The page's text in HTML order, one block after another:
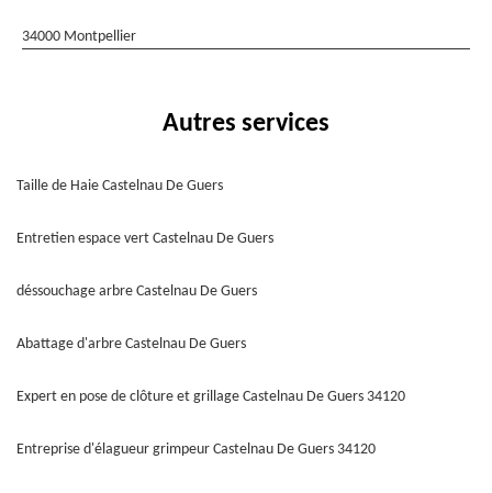
34000 Montpellier
Autres services
Taille de Haie Castelnau De Guers
Entretien espace vert Castelnau De Guers
déssouchage arbre Castelnau De Guers
Abattage d'arbre Castelnau De Guers
Expert en pose de clôture et grillage Castelnau De Guers 34120
Entreprise d'élagueur grimpeur Castelnau De Guers 34120